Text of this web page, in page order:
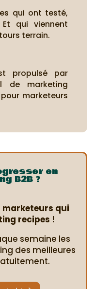
qui ont testé,
qui viennent
terrain.
propulsé par
de marketing
marketeurs
en
B2B ?
marketeurs qui
recipes !
semaine les
des meilleures